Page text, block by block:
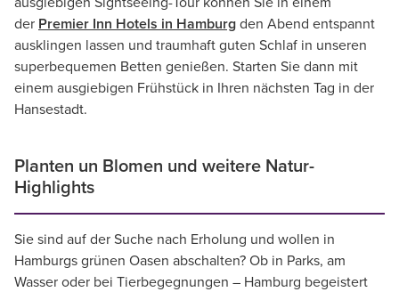
der Premier Inn Hotels in Hamburg den Abend entspannt
ausklingen lassen und traumhaft guten Schlaf in unseren
superbequemen Betten genießen. Starten Sie dann mit
einem ausgiebigen Frühstück in Ihren nächsten Tag in der
Hansestadt.
Planten un Blomen und weitere Natur-
Highlights
Sie sind auf der Suche nach Erholung und wollen in
Hamburgs grünen Oasen abschalten? Ob in Parks, am
Wasser oder bei Tierbegegnungen – Hamburg begeistert